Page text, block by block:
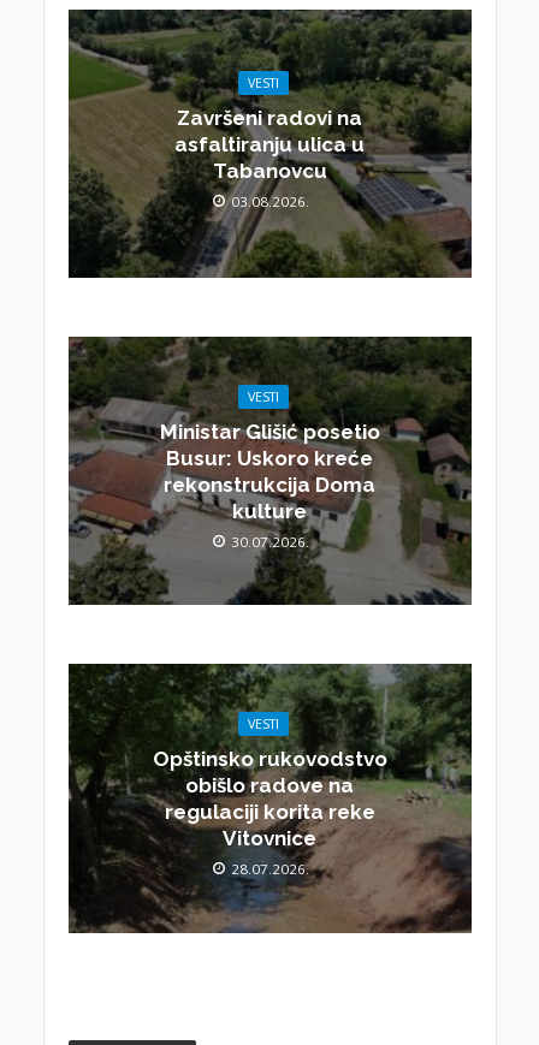
VESTI
Završeni radovi na
asfaltiranju ulica u
Tabanovcu
03.08.2026.
VESTI
Ministar Glišić posetio
Busur: Uskoro kreće
rekonstrukcija Doma
kulture
30.07.2026.
VESTI
Opštinsko rukovodstvo
obišlo radove na
regulaciji korita reke
Vitovnice
28.07.2026.